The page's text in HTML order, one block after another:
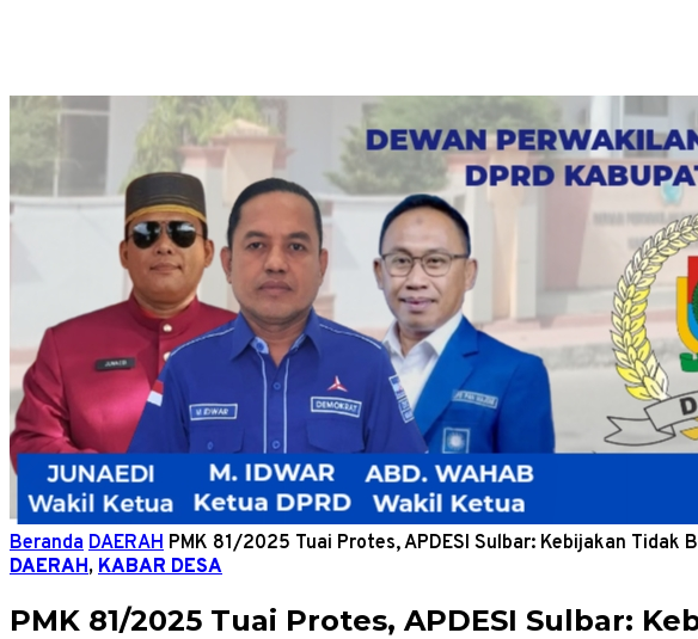
Beranda DAERAH PMK 81/2025 Tuai Protes, APDESI Sulbar: Kebijakan Tidak
DAERAH, KABAR DESA
PMK 81/2025 Tuai Protes, APDESI Sulbar: